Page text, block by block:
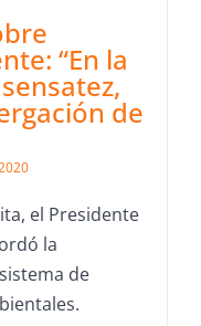
“En la
de
el Presidente
la
de